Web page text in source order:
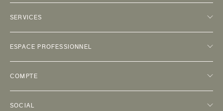
SERVICES
ESPACE PROFESSIONNEL
COMPTE
SOCIAL